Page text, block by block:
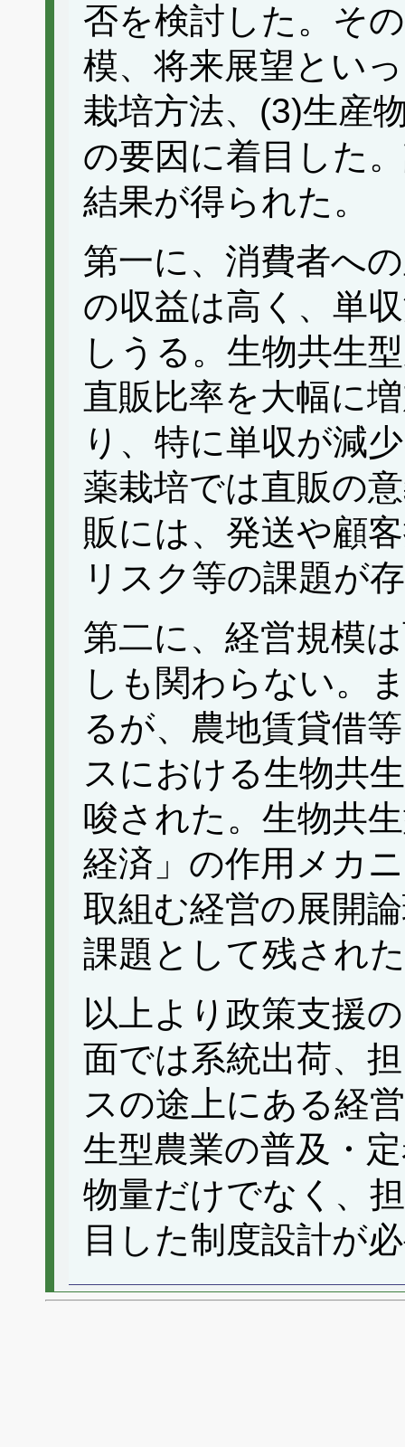
否を検討した。そ
模、将来展望とい
栽培方法、(3)生産
の要因に着目した
結果が得られた。
第一に、消費者へ
の収益は高く、単
しうる。生物共生
直販比率を大幅に
り、特に単収が減
薬栽培では直販の
販には、発送や顧
リスク等の課題が
第二に、経営規模
しも関わらない。
るが、農地賃貸借
スにおける生物共
唆された。生物共
経済」の作用メカ
取組む経営の展開
課題として残され
以上より政策支援
面では系統出荷、
スの途上にある経
生型農業の普及・
物量だけでなく、
目した制度設計が